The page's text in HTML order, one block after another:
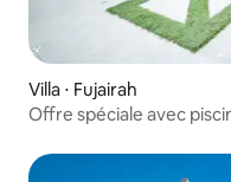
Villa ⋅ Fujairah
Offre spéciale avec